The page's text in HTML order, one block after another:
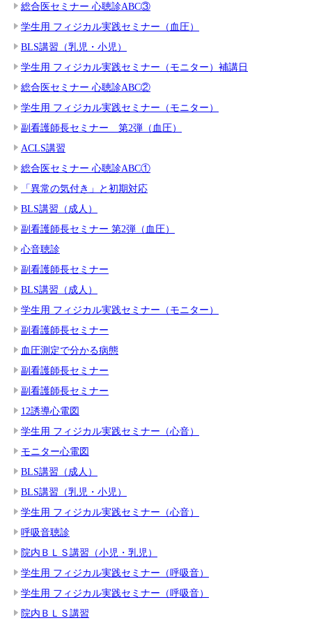
総合医セミナー 心聴診ABC③
学生用 フィジカル実践セミナー（血圧）
BLS講習（乳児・小児）
学生用 フィジカル実践セミナー（モニター）補講日
総合医セミナー 心聴診ABC②
学生用 フィジカル実践セミナー（モニター）
副看護師長セミナー 第2弾（血圧）
ACLS講習
総合医セミナー 心聴診ABC①
「異常の気付き」と初期対応
BLS講習（成人）
副看護師長セミナー 第2弾（血圧）
心音聴診
副看護師長セミナー
BLS講習（成人）
学生用 フィジカル実践セミナー（モニター）
副看護師長セミナー
血圧測定で分かる病態
副看護師長セミナー
副看護師長セミナー
12誘導心電図
学生用 フィジカル実践セミナー（心音）
モニター心電図
BLS講習（成人）
BLS講習（乳児・小児）
学生用 フィジカル実践セミナー（心音）
呼吸音聴診
院内ＢＬＳ講習（小児・乳児）
学生用 フィジカル実践セミナー（呼吸音）
学生用 フィジカル実践セミナー（呼吸音）
院内ＢＬＳ講習